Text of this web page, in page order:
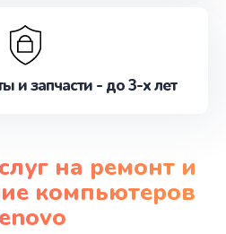
и запчасти - до 3-х лет
на ремонт и
компьютеров